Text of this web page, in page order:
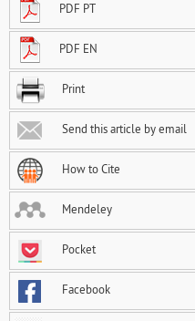
PDF PT
PDF EN
Print
Send this article by email
How to Cite
Mendeley
Pocket
Facebook